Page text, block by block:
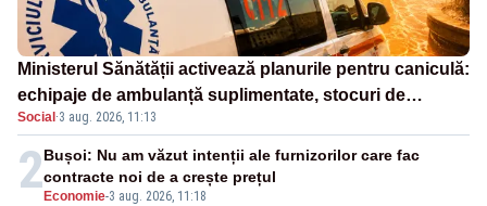
Ministerul Sănătății activează planurile pentru caniculă:
echipaje de ambulanță suplimentate, stocuri de
medicamente verificate și puncte de apă în spațiile
publice
Social ·3 aug. 2026, 11:13
2 Economie-3 aug. 2026, 11:18
Bușoi: Nu am văzut intenții ale furnizorilor care fac
contracte noi de a crește prețul